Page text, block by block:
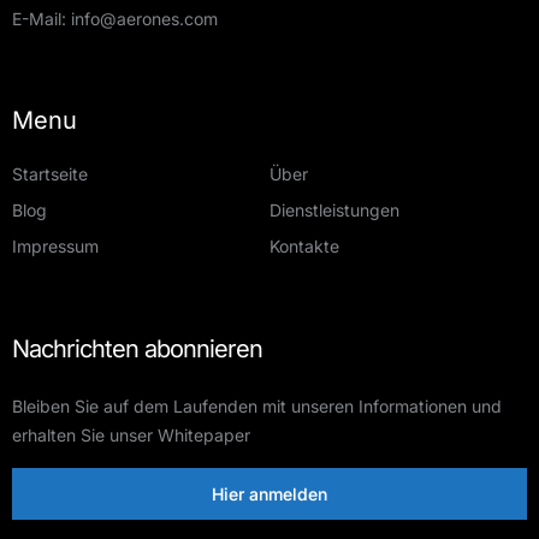
E-Mail: info@aerones.com
Menu
Startseite
Über
Blog
Dienstleistungen
Impressum
Kontakte
Nachrichten abonnieren
Bleiben Sie auf dem Laufenden mit unseren Informationen und
erhalten Sie unser Whitepaper
Hier anmelden